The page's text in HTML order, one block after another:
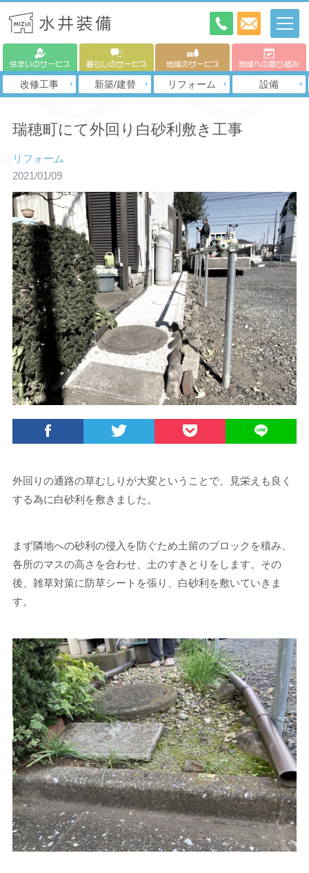
住まいのサービス 暮らしのサービス 地域のサービス 地域への取り組み
改修工事 新築/建替 リフォーム 設備
瑞穂町にて外回り白砂利敷き工事
リフォーム
2021/01/09
外回りの通路の草むしりが大変ということで、見栄えも良く
する為に白砂利を敷きました。
まず隣地への砂利の侵入を防ぐため土留のブロックを積み、
各所のマスの高さを合わせ、土のすきとりをします。その
後、雑草対策に防草シートを張り、白砂利を敷いていきま
す。